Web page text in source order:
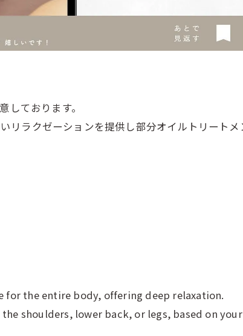
ております。
リラクゼーションを提供し部分オイルトリート
for the entire body, offering deep relaxation.
shoulders, lower back, or legs, based on